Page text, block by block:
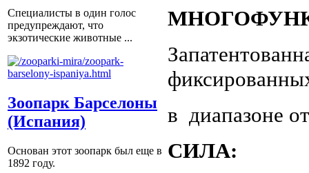
Специалисты в один голос
предупреждают, что
экзотические животные ...
Зоопарк Барселоны
(Испания)
Основан этот зоопарк был еще в
1892 году.
в диапазоне
СИЛА: